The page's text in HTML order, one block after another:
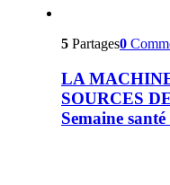
5 Partages0
LA
SOURCES
Semaine